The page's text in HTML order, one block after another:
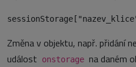
Změna v objektu, např. přidání
událost onstorage na daném